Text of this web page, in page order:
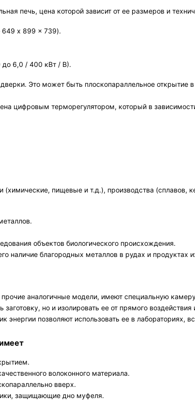
печь, цена которой зависит от ее размеров и
649 x 899 x 739).
до 6,0 / 400 кВт / В).
Это может быть плоскопараллельное открытие
цифровым терморегулятором, который в
(химические, пищевые и т.д.), производства
объектов биологического происхождения.
наличие благородных металлов в рудах и продуктах
аналогичные модели, имеют специальную
заготовку, но и изолировать ее от прямого
энергии позволяют использовать ее в
волоконного материала.
вверх.
защищающие дно муфеля.